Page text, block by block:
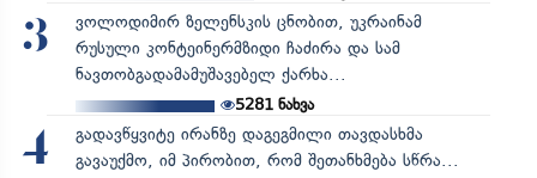
3
ვოლოდიმირ ზელენსკის ცნობით, უკრაინამ
რუსული კონტეინერმზიდი ჩაძირა და სამ
ნავთობგადამამუშავებელ ქარხა...
5281ნახვა
4
გადავწყვიტე ირანზე დაგეგმილი თავდასხმა
გავაუქმო, იმ პირობით, რომ შეთანხმება სწრა...